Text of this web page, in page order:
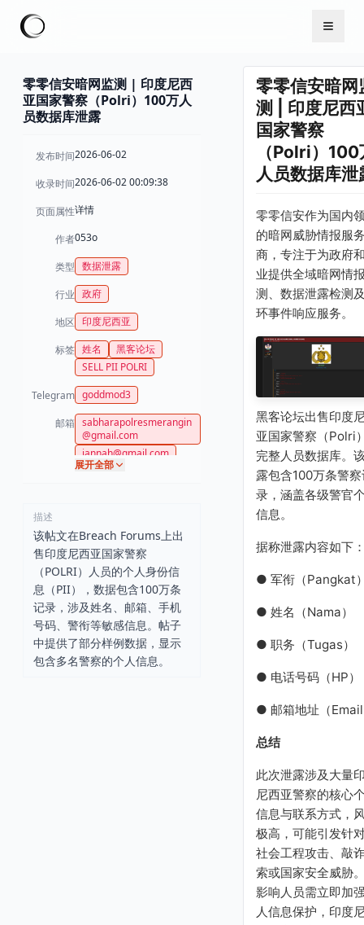
零零信安暗网监测 | 印度尼西
亚国家警察（Polri）100万人
员数据库泄露
发布时间2026-06-02
收录时间2026-06-02 00:09:38
页面属性详情
作者053o
类型 数据泄露
行业 政府
地区 印度尼西亚
标签 姓名
黑客论坛
SELL PII POLRI
Telegram goddmod3
邮箱 sabharapolresmerangin
@gmail.com
jannah@gmail.com
bagopsrestebing@gmai
展开全部
描述
该帖文在Breach Forums上出
售印度尼西亚国家警察
（POLRI）人员的个人身份信
息（PII），数据包含100万条
记录，涉及姓名、邮箱、手机
号码、警衔等敏感信息。帖子
中提供了部分样例数据，显示
包含多名警察的个人信息。
零零信安暗网
测 | 印度尼西
国家警察
（Polri）100
人员数据库泄
零零信安作为国内
的暗网威胁情报服
商，专注于为政府
业提供全域暗网情
测、数据泄露检测
环事件响应服务。
黑客论坛出售印度
亚国家警察（Polri
完整人员数据库。
露包含100万条警察
录，涵盖各级警官
信息。
据称泄露内容如下
● 军衔（Pangkat
● 姓名（Nama）
● 职务（Tugas）
● 电话号码（HP）
● 邮箱地址（
总结
此次泄露涉及大量
尼西亚警察的核心
信息与联系方式，
极高，可能引发针
社会工程攻击、敲
索或国家安全威胁
影响人员需立即加
人信息保护，印度